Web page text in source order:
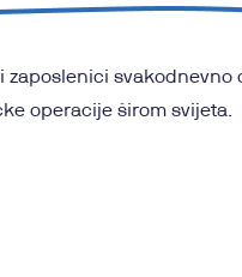
zaposlenici
operacije širom svijeta.